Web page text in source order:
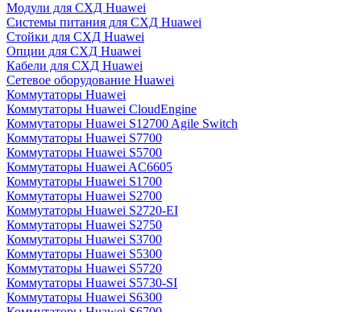
Модули для СХД Huawei
Системы питания для СХД Huawei
Стойки для СХД Huawei
Опции для СХД Huawei
Кабели для СХД Huawei
Сетевое оборудование Huawei
Коммутаторы Huawei
Коммутаторы Huawei CloudEngine
Коммутаторы Huawei S12700 Agile Switch
Коммутаторы Huawei S7700
Коммутаторы Huawei S5700
Коммутаторы Huawei AC6605
Коммутаторы Huawei S1700
Коммутаторы Huawei S2700
Коммутаторы Huawei S2720-EI
Коммутаторы Huawei S2750
Коммутаторы Huawei S3700
Коммутаторы Huawei S5300
Коммутаторы Huawei S5720
Коммутаторы Huawei S5730-SI
Коммутаторы Huawei S6300